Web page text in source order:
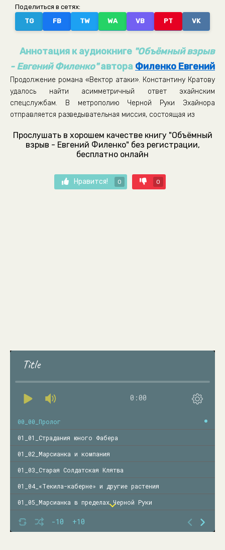
Поделиться в сетях:
TG
FB TW WA VB PT VK
Аннотация к аудиокниге "Объёмный взрыв
- Евгений Филенко"автора Филенко Евгений
Продолжение романа «Вектор атаки». Константину Кратову
удалось найти асимметричный ответ эхайнским
спецслужбам. В метрополию Черной Руки Эхайнора
отправляется разведывательная миссия, состоящая из
Прослушать в хорошем качестве книгу "Объёмный
взрыв - Евгений Филенко" без регистрации,
бесплатно онлайн
Нравится! 0 0
Title
0:00
-10 +10
00_00_Пролог
01_01_Страдания юного Фабера
01_02_Марсианка и компания
01_03_Старая Солдатская Клятва
01_04_«Текила-каберне» и другие растения
01_05_Марсианка в пределах Черной Руки
01_06_Мичман Нунгатау избирает направление
01_07_К вопросу о человеческих реакциях